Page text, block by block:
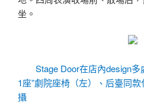
坐。
Stage Door在店內design
1座”劇院座椅（左）、后臺同
攝